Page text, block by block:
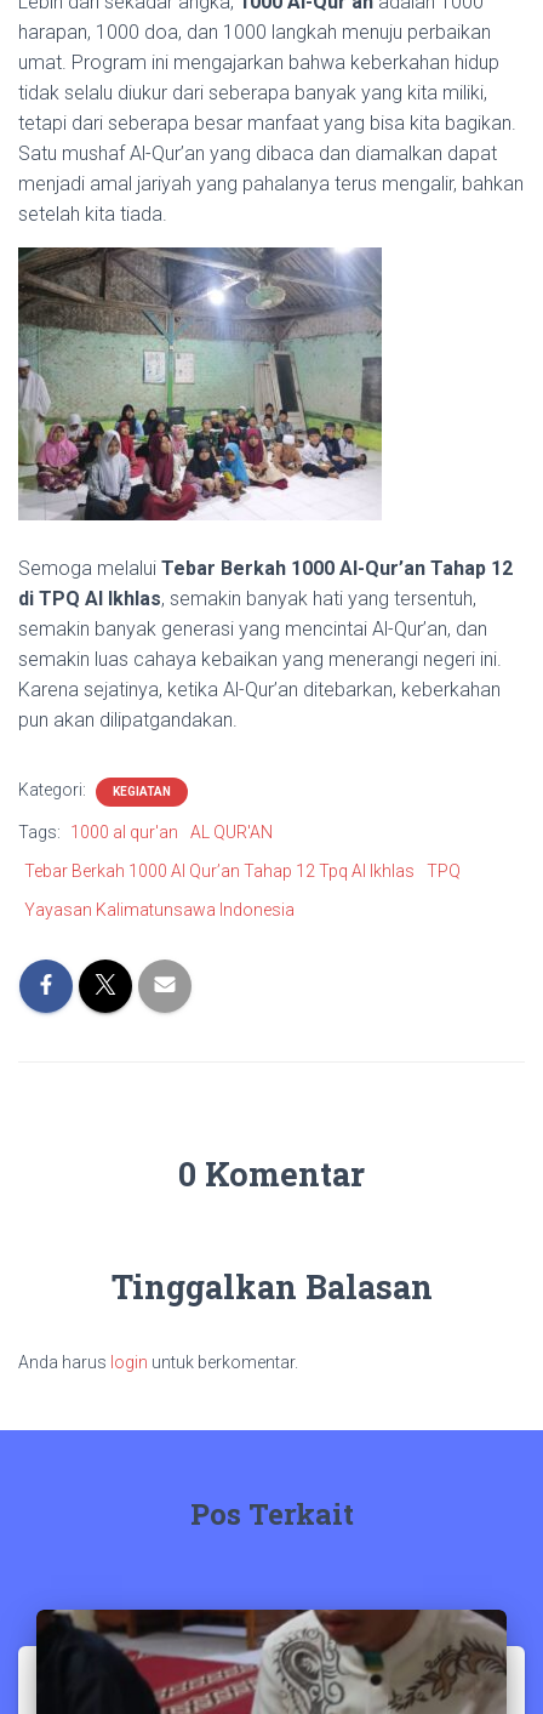
harapan, 1000 doa, dan 1000 langkah menuju perbaikan
umat. Program ini mengajarkan bahwa keberkahan hidup
tidak selalu diukur dari seberapa banyak yang kita miliki,
tetapi dari seberapa besar manfaat yang bisa kita bagikan.
Satu mushaf Al-Qur’an yang dibaca dan diamalkan dapat
menjadi amal jariyah yang pahalanya terus mengalir, bahkan
setelah kita tiada.
Semoga melalui Tebar Berkah 1000 Al-Qur’an Tahap 12
di TPQ Al Ikhlas, semakin banyak hati yang tersentuh,
semakin banyak generasi yang mencintai Al-Qur’an, dan
semakin luas cahaya kebaikan yang menerangi negeri ini.
Karena sejatinya, ketika Al-Qur’an ditebarkan, keberkahan
pun akan dilipatgandakan.
Kategori: KEGIATAN
Tags: 1000 al qur'an
AL QUR'AN
Tebar Berkah 1000 Al Qur’an Tahap 12 Tpq Al Ikhlas
TPQ
Yayasan Kalimatunsawa Indonesia
0 Komentar
Tinggalkan Balasan
Anda harus login untuk berkomentar.
Pos Terkait